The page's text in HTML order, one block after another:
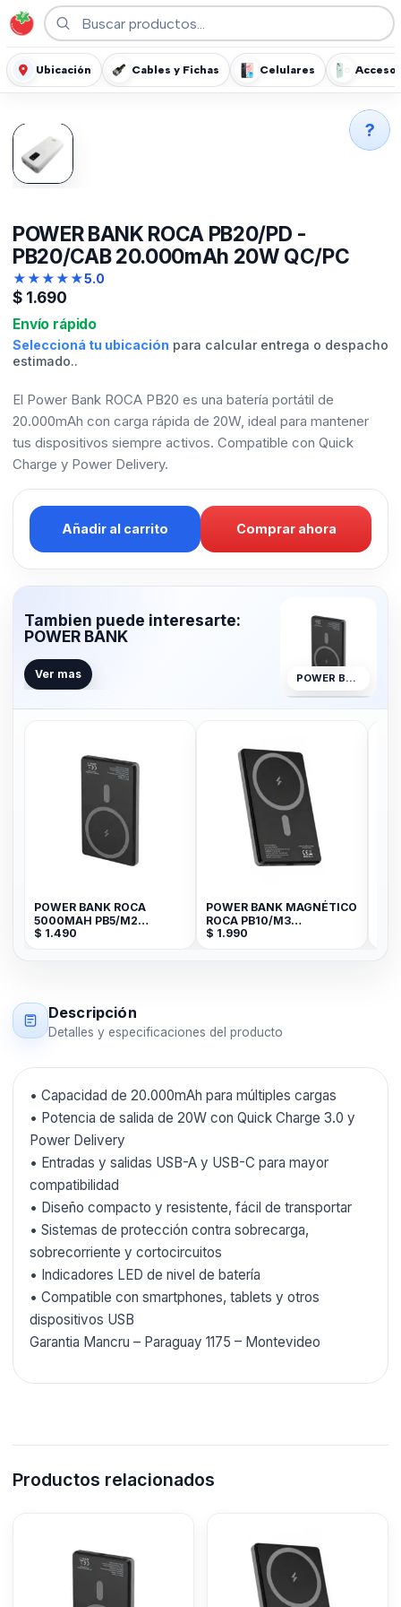
Ubicación Cables y Fichas Celulares
POWER BANK ROCA PB20/PD -
PB20/CAB 20.000mAh 20W QC/PC
★★★★★5.0
$ 1.690
Envío rápido
Seleccioná tu ubicación para calcular entrega o despacho
estimado..
El Power Bank ROCA PB20 es una batería portátil de
20.000mAh con carga rápida de 20W, ideal para mantener
tus dispositivos siempre activos. Compatible con Quick
Charge y Power Delivery.
Añadir al carrito Comprar ahora
Tambien puede interesarte:
POWER BANK
Ver mas POWER BANK
POWER BANK ROCA
5000MAH PB5/M2
MAGNETICO TIPO/C 3A
$ 1.490
POWER BANK MAGNÉTICO
ROCA PB10/M3
10000MAH TIPO-C 2
$ 1.990
Descripción
Detalles y especificaciones del producto
• Capacidad de 20.000mAh para múltiples cargas
• Potencia de salida de 20W con Quick Charge 3.0 y
Power Delivery
• Entradas y salidas USB-A y USB-C para mayor
compatibilidad
• Diseño compacto y resistente, fácil de transportar
• Sistemas de protección contra sobrecarga,
sobrecorriente y cortocircuitos
• Indicadores LED de nivel de batería
• Compatible con smartphones, tablets y otros
dispositivos USB
Garantia Mancru – Paraguay 1175 – Montevideo
Productos relacionados
?